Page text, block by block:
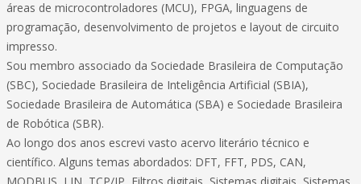
áreas de microcontroladores (MCU), FPGA, linguagens de
programação, desenvolvimento de projetos e layout de circuito
impresso.
Sou membro associado da Sociedade Brasileira de Computação
(SBC), Sociedade Brasileira de Inteligência Artificial (SBIA),
Sociedade Brasileira de Automática (SBA) e Sociedade Brasileira
de Robótica (SBR).
Ao longo dos anos escrevi vasto acervo literário técnico e
científico. Alguns temas abordados: DFT, FFT, PDS, CAN,